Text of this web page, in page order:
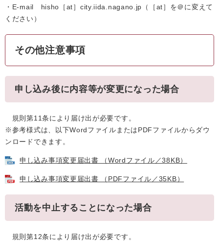
・E-mail hisho［at］city.iida.nagano.jp（［at］を＠に変えて
ください）
その他注意事項
申し込み後に内容等が変更になった場合
規則第11条により届け出が必要です。
※参考様式は、以下WordファイルまたはPDFファイルからダウ
ンロードできます。
申し込み事項変更届出書 （Wordファイル／38KB）
申し込み事項変更届出書 （PDFファイル／35KB）
活動を中止することになった場合
規則第12条により届け出が必要です。